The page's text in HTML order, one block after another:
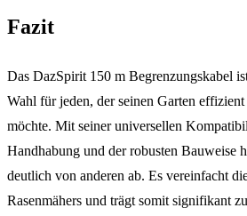
Fazit
Das DazSpirit 150 m Begrenzungskabel
Wahl für jeden, der seinen Garten
möchte. Mit seiner universellen
Handhabung und der robusten Bauweise
deutlich von anderen ab. Es vereinfacht
Rasenmähers und trägt somit signifikant